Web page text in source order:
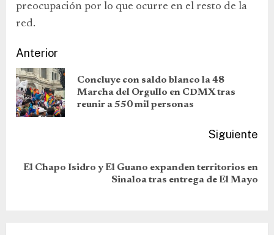
preocupación por lo que ocurre en el resto de la
red.
Anterior
Concluye con saldo blanco la 48
Marcha del Orgullo en CDMX tras
reunir a 550 mil personas
Siguiente
El Chapo Isidro y El Guano expanden territorios en
Sinaloa tras entrega de El Mayo